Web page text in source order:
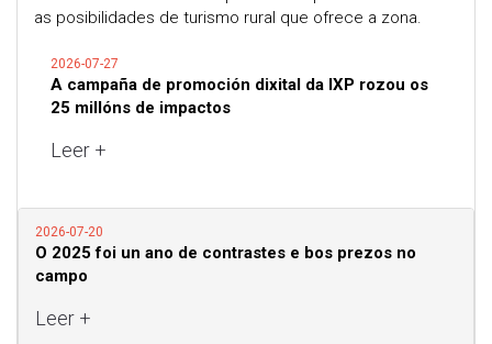
as posibilidades de turismo rural que ofrece a zona.
2026-07-27
A campaña de promoción dixital da IXP rozou os
25 millóns de impactos
Leer +
2026-07-20
O 2025 foi un ano de contrastes e bos prezos no
campo
Leer +